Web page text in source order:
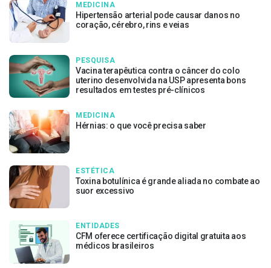
MEDICINA
Hipertensão arterial pode causar danos no
coração, cérebro, rins e veias
PESQUISA
Vacina terapêutica contra o câncer do colo
uterino desenvolvida na USP apresenta bons
resultados em testes pré-clínicos
MEDICINA
Hérnias: o que você precisa saber
ESTÉTICA
Toxina botulínica é grande aliada no combate ao
suor excessivo
ENTIDADES
CFM oferece certificação digital gratuita aos
médicos brasileiros